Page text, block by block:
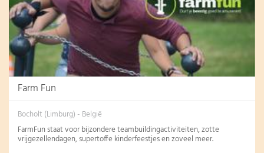
Farm Fun
Bocholt (Limburg) - België
FarmFun staat voor bijzondere teambuildingactiviteiten, zotte
vrijgezellendagen, supertoffe kinderfeestjes en zoveel meer.